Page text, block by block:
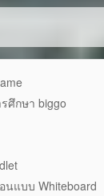
ศึกษา biggo
นแบบ Whiteboard